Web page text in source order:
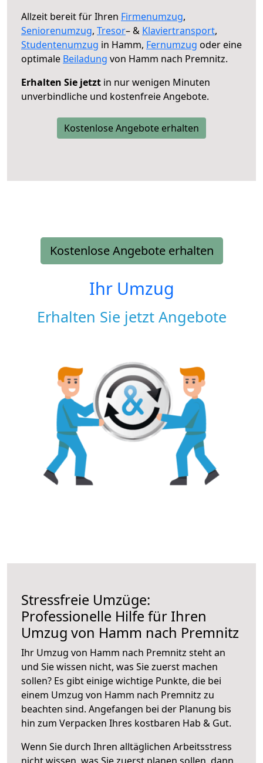
Allzeit bereit für Ihren Firmenumzug,
Seniorenumzug, Tresor– & Klaviertransport,
Studentenumzug in Hamm, Fernumzug oder eine
optimale Beiladung von Hamm nach Premnitz.
Erhalten Sie jetzt in nur wenigen Minuten
unverbindliche und kostenfreie Angebote.
Kostenlose Angebote erhalten
Kostenlose Angebote erhalten
Ihr Umzug
Erhalten Sie jetzt Angebote
Stressfreie Umzüge:
Professionelle Hilfe für Ihren
Umzug von Hamm nach Premnitz
Ihr Umzug von Hamm nach Premnitz steht an
und Sie wissen nicht, was Sie zuerst machen
sollen? Es gibt einige wichtige Punkte, die bei
einem Umzug von Hamm nach Premnitz zu
beachten sind. Angefangen bei der Planung bis
hin zum Verpacken Ihres kostbaren Hab & Gut.
Wenn Sie durch Ihren alltäglichen Arbeitsstress